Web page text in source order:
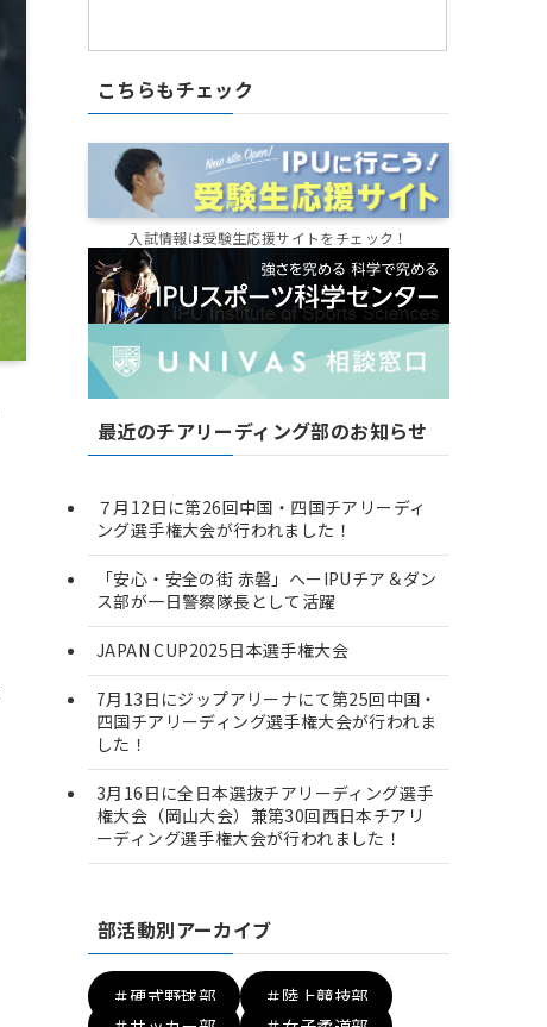
こちらもチェック
入試情報は受験生応援サイトをチェック！
最近のチアリーディング部のお知らせ
７月12日に第26回中国・四国チアリーディ
ング選手権大会が行われました！
「安心・安全の街 赤磐」へーIPUチア＆ダン
ス部が一日警察隊長として活躍
JAPAN CUP2025日本選手権大会
7月13日にジップアリーナにて第25回中国・
四国チアリーディング選手権大会が行われま
した！
3月16日に全日本選抜チアリーディング選手
権大会（岡山大会）兼第30回西日本チアリ
ーディング選手権大会が行われました！
部活動別アーカイブ
＃硬式野球部
＃陸上競技部